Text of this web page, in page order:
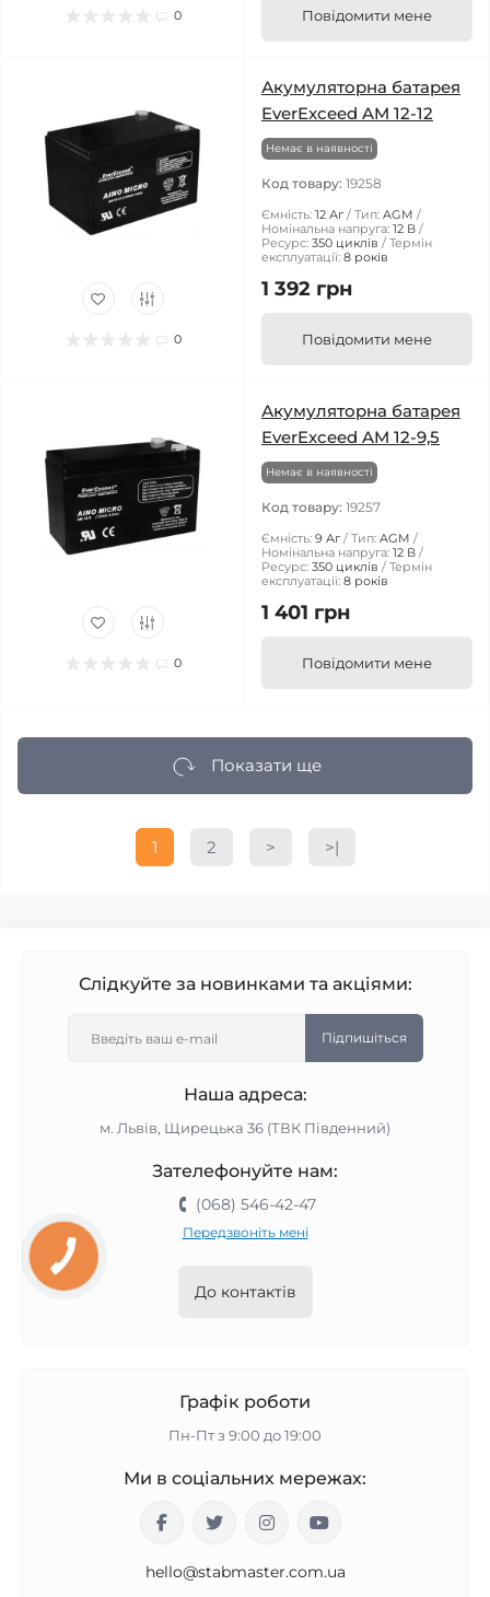
0 Повідомити мене
0
Акумуляторна батарея
EverExceed AM 12-12
Немає в наявності
Код товару: 19258
Ємність: 12 Аг Тип: AGM
Номінальна напруга: 12 В
Ресурс: 350 циклів
Термін
експлуатації: 8 років
1 392 грн
Повідомити мене
0
Акумуляторна батарея
EverExceed AM 12-9,5
Немає в наявності
Код товару: 19257
Ємність: 9 Аг Тип: AGM
Номінальна напруга: 12 В
Ресурс: 350 циклів
Термін
експлуатації: 8 років
1 401 грн
Повідомити мене
Показати ще
1 2 > >|
Слідкуйте за новинками та акціями:
Підпишіться
Наша адреса:
м. Львів, Щирецька 36 (ТВК Південний)
Зателефонуйте нам:
(068) 546-42-47
Передзвоніть мені
До контактів
Графік роботи
Пн-Пт з 9:00 до 19:00
Ми в соціальних мережах:
hello@stabmaster.com.ua